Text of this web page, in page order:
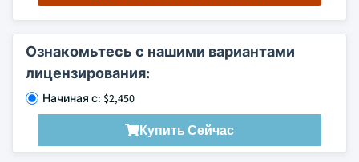
Ознакомьтесь с нашими вариантами
лицензирования:
Начиная с: $2,450
Купить Сейчас